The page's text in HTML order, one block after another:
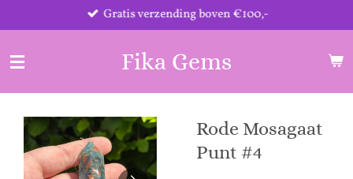
direct
de
Gratis verzending boven €100,-
Fika Gems
Rode Mosagaat
Punt #4